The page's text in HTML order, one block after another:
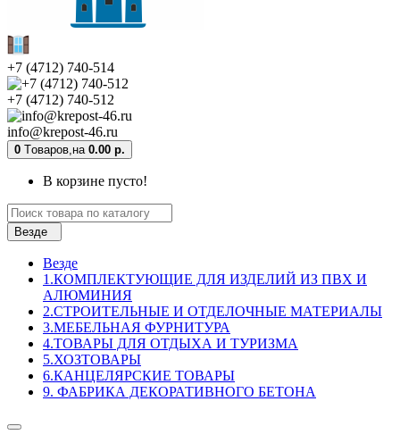
+7 (4712) 740-514
+7 (4712) 740-512
info@krepost-46.ru
0 Tоваров, на 0.00 р.
В корзине пусто!
Везде
Везде
1.КОМПЛЕКТУЮЩИЕ ДЛЯ ИЗДЕЛИЙ ИЗ ПВХ И
АЛЮМИНИЯ
2.СТРОИТЕЛЬНЫЕ И ОТДЕЛОЧНЫЕ МАТЕРИАЛЫ
3.МЕБЕЛЬНАЯ ФУРНИТУРА
4.ТОВАРЫ ДЛЯ ОТДЫХА И ТУРИЗМА
5.ХОЗТОВАРЫ
6.КАНЦЕЛЯРСКИЕ ТОВАРЫ
9. ФАБРИКА ДЕКОРАТИВНОГО БЕТОНА